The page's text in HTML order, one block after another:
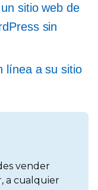
sitio web de
sin
línea a su sitio
vender
a cualquier